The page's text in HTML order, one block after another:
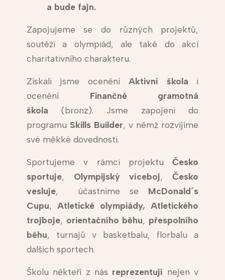
a bude fajn.
Zapojujeme se do různých projektů,
soutěží a olympiád, ale také do akcí
charitativního charakteru.
Získali jsme ocenění Aktivní škola i
ocenění Finančně gramotná
škola (bronz). Jsme zapojeni do
programu Skills Builder, v němž rozvíjíme
své měkké dovednosti.
Sportujeme v rámci projektuČesko
sportuje, Olympijský víceboj,Česko
vesluje, účastníme se McDonald´s
Cupu, Atletické olympiády,
Atletického
trojboje, orientačního běhu, přespolního
běhu, turnajů v basketbalu, florbalu a
dalších sportech.
Školu někteří z nás reprezentují nejen v